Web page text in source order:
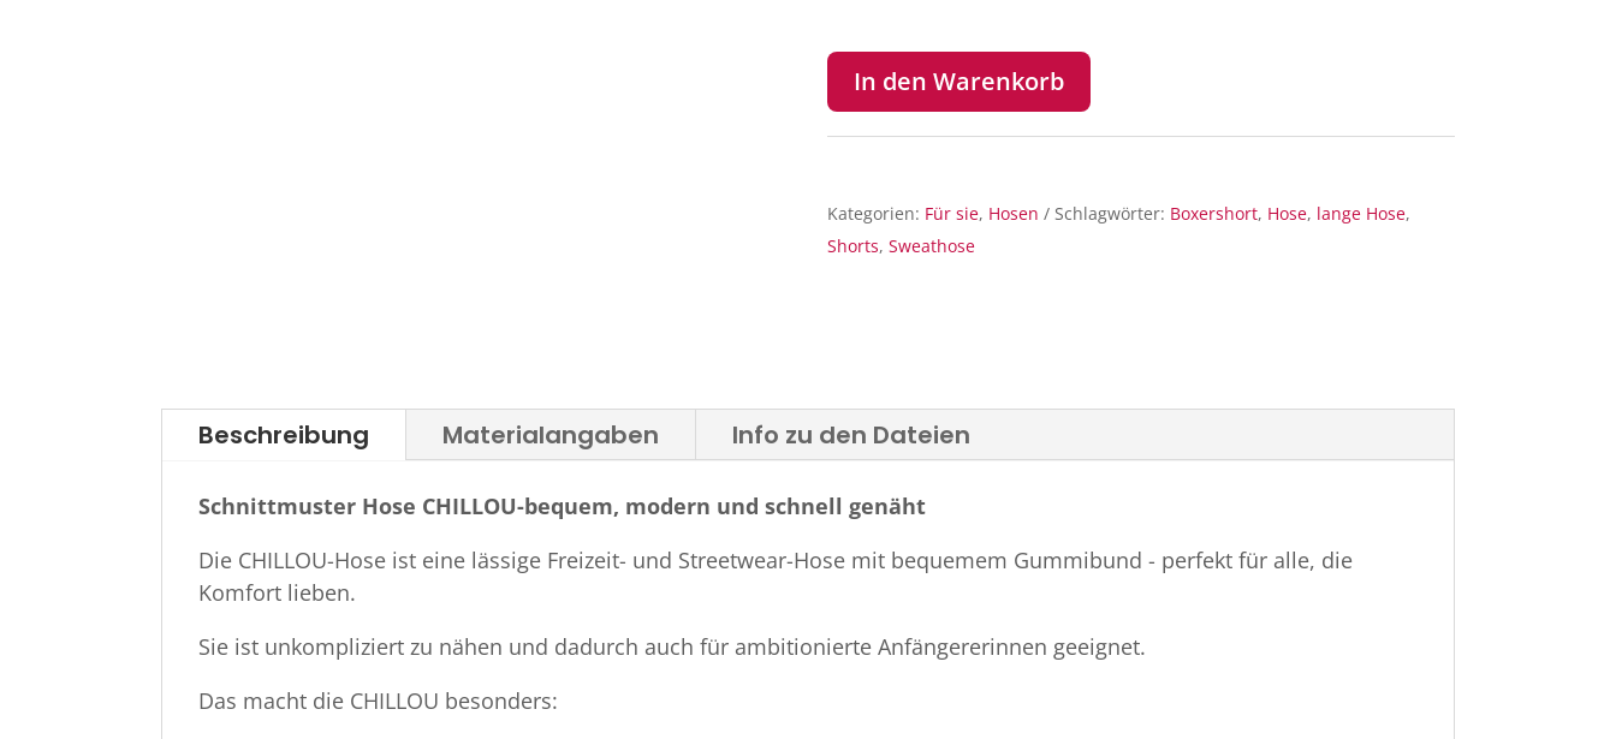
In den Warenkorb
Kategorien: Für sie, Hosen Schlagwörter: Boxershort, Hose, lange Hose,
Shorts,Sweathose
Beschreibung Materialangaben Info zu den Dateien
Schnittmuster Hose CHILLOU-bequem, modern und schnell genäht
Die CHILLOU-Hose ist eine lässige Freizeit- und Streetwear-Hose mit bequemem Gummibund - perfekt für alle, die
Komfort lieben.
Sie ist unkompliziert zu nähen und dadurch auch für ambitionierte Anfängererinnen geeignet.
Das macht die CHILLOU besonders: